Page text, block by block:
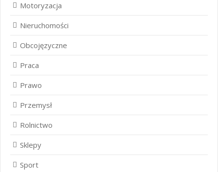
Motoryzacja
Nieruchomości
Obcojęzyczne
Praca
Prawo
Przemysł
Rolnictwo
Sklepy
Sport